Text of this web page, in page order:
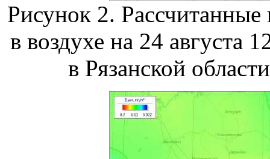
Рисунок 2.
в воздухе на 24 августа
в Рязанской